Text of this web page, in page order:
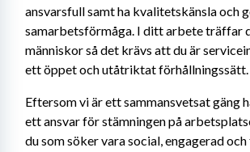
ansvarsfull samt ha kvalitetskänsla och
samarbetsförmåga. I ditt arbete träffar
människor så det krävs att du är
ett öppet och utåtriktat förhållningssätt.
Eftersom vi är ett sammansvetsat gäng
ett ansvar för stämningen på
du som söker vara social, engagerad